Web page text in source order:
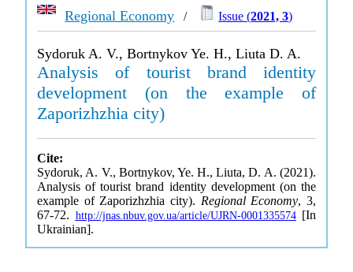
Regional Economy / Issue (2021, 3)
Sydoruk A. V., Bortnykov Ye. H., Liuta D. A.
Analysis of tourist brand identity
development (on the example of
Zaporizhzhia city)
Cite:
Sydoruk, A. V., Bortnykov, Ye. H., Liuta, D. A. (2021).
Analysis of tourist brand identity development (on the
example of Zaporizhzhia city). Regional Economy, 3,
67-72. http://jnas.nbuv.gov.ua/article/UJRN-0001335574[In
Ukrainian].